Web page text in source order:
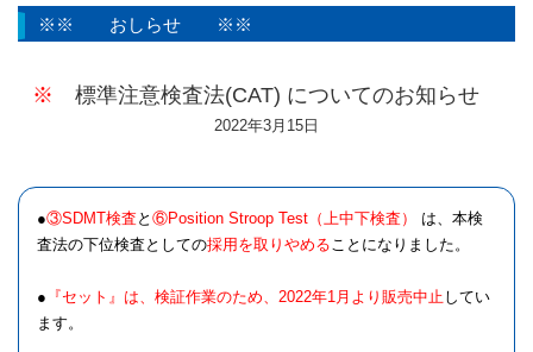
※※ おしらせ ※※
※ 標準注意検査法(CAT) についてのお知らせ
2022年3月15日
●③SDMT検査 と ⑥Position Stroop Test（上中下検査）
は、本検
査法の下位検査としての採用を取りやめることになりました。
● 『セット』は、検証作業のため、2022年1月より販売中止 してい
ます。